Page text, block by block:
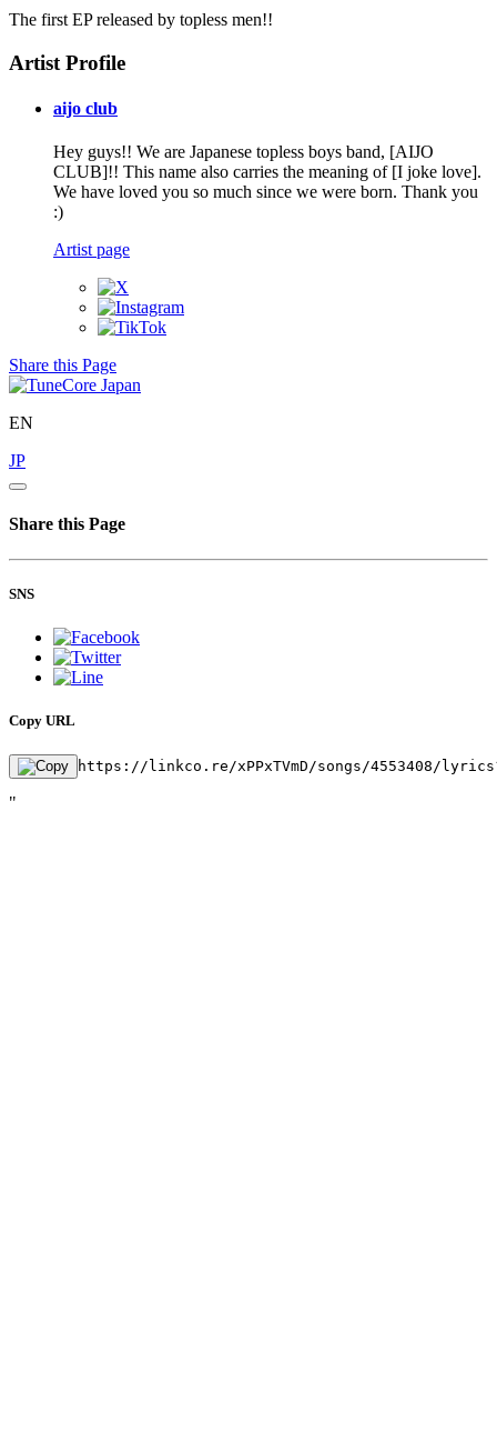
The first EP released by topless men!!
Artist Profile
aijo club
Hey guys!! We are Japanese topless boys band, [AIJO
CLUB]!! This name also carries the meaning of [I joke love].
We have loved you so much since we were born. Thank you
:)
Artist page
Share this Page
EN
JP
Share this Page
SNS
Copy URL
https://linkco.re/xPPxTVmD/songs/4553408/
"